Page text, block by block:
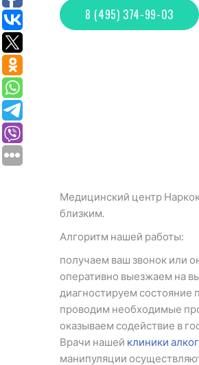
8 (495) 374-99-03
Медицинский центр
близким.
Алгоритм нашей работы:
получаем ваш звонок или
оперативно выезжаем на
диагностируем состояние
проводим необходимые
оказываем содействие в
Врачи нашей клиники
манипуляции